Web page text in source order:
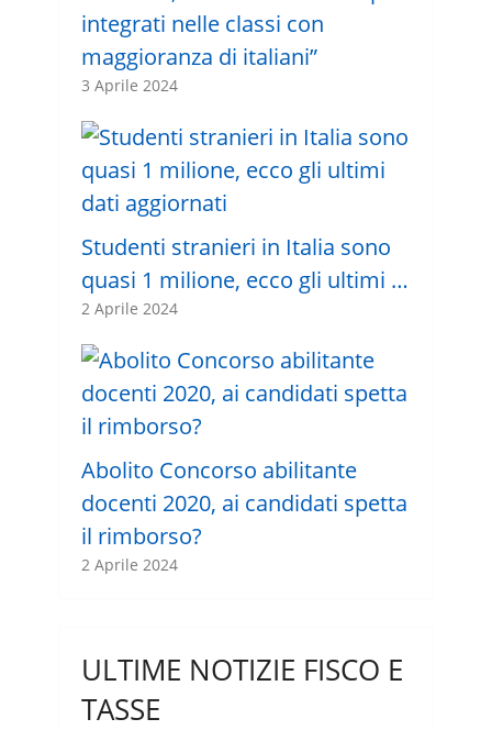
integrati nelle classi con
maggioranza di italiani”
3 Aprile 2024
Studenti stranieri in Italia sono
quasi 1 milione, ecco gli ultimi …
2 Aprile 2024
Abolito Concorso abilitante
docenti 2020, ai candidati spetta
il rimborso?
2 Aprile 2024
ULTIME NOTIZIE FISCO E
TASSE